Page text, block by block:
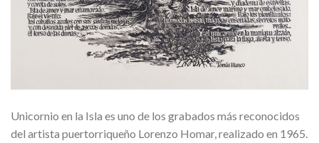
Unicornio en la Isla es uno de los grabados más reconocidos
del artista puertorriqueño Lorenzo Homar, realizado en 1965.